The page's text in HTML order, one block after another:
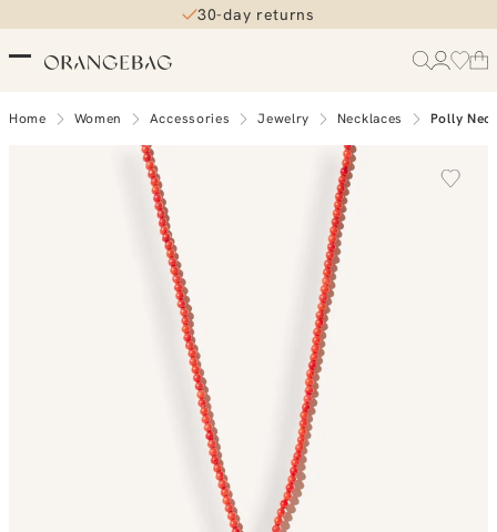
30-day returns
Home Women Accessories Jewelry Necklaces Polly